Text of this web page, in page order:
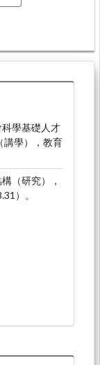
學基礎人才
講學），教育
（研究），
）。